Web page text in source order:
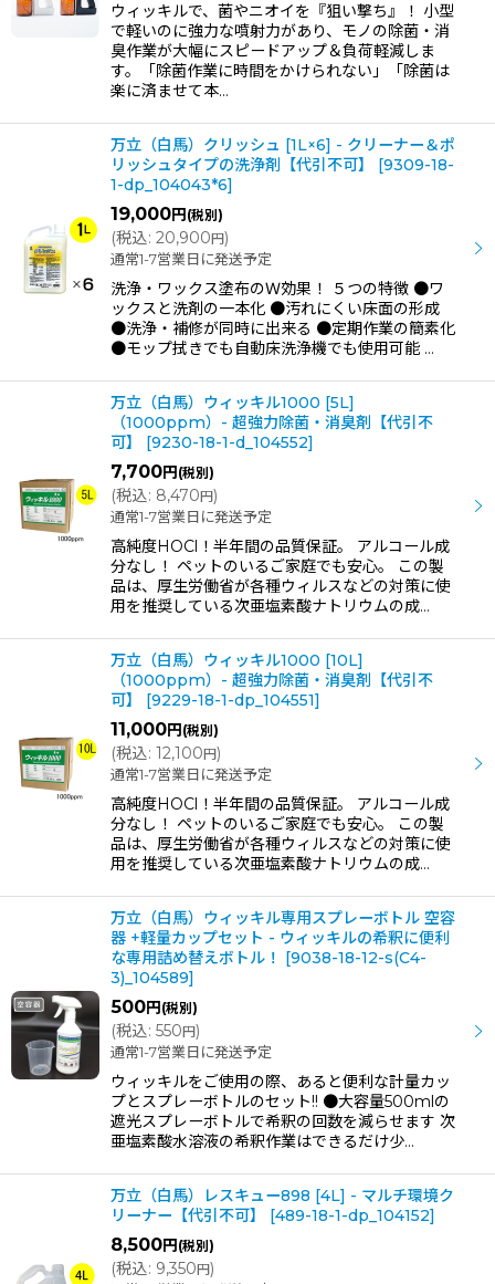
ウィッキルで、菌やニオイを『狙い撃ち』！ 小型
で軽いのに強力な噴射力があり、モノの除菌・消
臭作業が大幅にスピードアップ＆負荷軽減しま
す。「除菌作業に時間をかけられない」「除菌は
楽に済ませて本…
万立（白馬）クリッシュ [1L×6] - クリーナー＆ポ
リッシュタイプの洗浄剤【代引不可】
[9309-18-
1-dp_104043*6]
19,000円 (税別)
(税込: 20,900円)
通常1-7営業日に発送予定
洗浄・ワックス塗布のＷ効果！ ５つの特徴 ●ワ
ックスと洗剤の一本化 ●汚れにくい床面の形成
●洗浄・補修が同時に出来る ●定期作業の簡素化
●モップ拭きでも自動床洗浄機でも使用可能 …
万立（白馬）ウィッキル1000 [5L]
（1000ppm）- 超強力除菌・消臭剤【代引不
可】
[9230-18-1-d_104552]
7,700円 (税別)
(税込: 8,470円)
通常1-7営業日に発送予定
高純度HOCl！半年間の品質保証。 アルコール成
分なし！ ペットのいるご家庭でも安心。 この製
品は、厚生労働省が各種ウィルスなどの対策に使
用を推奨している次亜塩素酸ナトリウムの成…
万立（白馬）ウィッキル1000 [10L]
（1000ppm）- 超強力除菌・消臭剤【代引不
可】
[9229-18-1-dp_104551]
11,000円 (税別)
(税込: 12,100円)
通常1-7営業日に発送予定
高純度HOCl！半年間の品質保証。 アルコール成
分なし！ ペットのいるご家庭でも安心。 この製
品は、厚生労働省が各種ウィルスなどの対策に使
用を推奨している次亜塩素酸ナトリウムの成…
万立（白馬）ウィッキル専用スプレーボトル 空容
器 +軽量カップセット - ウィッキルの希釈に便利
な専用詰め替えボトル！ [9038-18-12-s(C4-
3)_104589]
500円 (税別)
(税込: 550円)
通常1-7営業日に発送予定
ウィッキルをご使用の際、あると便利な計量カッ
プとスプレーボトルのセット!! ●大容量500mlの
遮光スプレーボトルで希釈の回数を減らせます 次
亜塩素酸水溶液の希釈作業はできるだけ少…
万立（白馬）レスキュー898 [4L] - マルチ環境ク
リーナー【代引不可】
[489-18-1-dp_104152]
8,500円 (税別)
(税込: 9,350円)